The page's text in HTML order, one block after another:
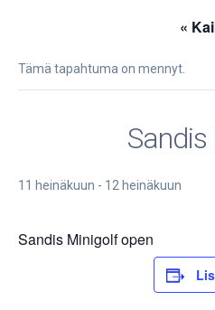
«
Tämä tapahtuma on mennyt.
11 heinäkuun - 12 heinäkuun
Sandis Minigolf open